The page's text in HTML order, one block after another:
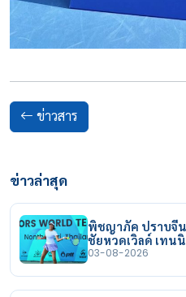
ข่าวสาร
ข่าวล่าสุด
พิชญาภัค ปราบจีน
ชัยหวดเวิลด์ เทนนิ
03-08-2026